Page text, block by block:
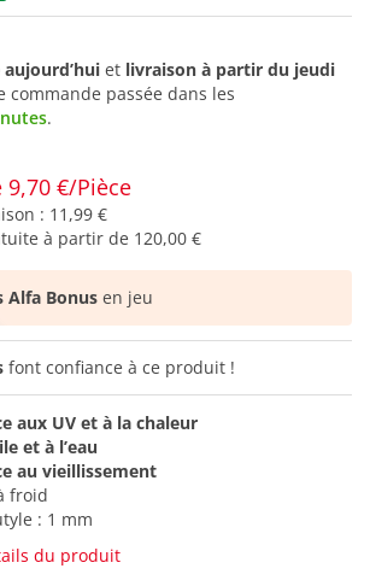
et livraison à partir du jeudi
commande passée dans les
.
€/Pièce
: 11,99 €
à partir de 120,00 €
Alfa Bonus en jeu
font confiance à ce produit !
aux UV et à la chaleur
et à l’eau
au vieillissement
froid
: 1 mm
du produit